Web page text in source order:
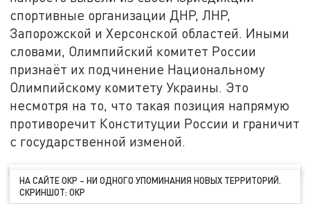
спортивные организации ДНР, ЛНР,
Запорожской и Херсонской областей. Иными
словами, Олимпийский комитет России
признаёт их подчинение Национальному
Олимпийскому комитету Украины. Это
несмотря на то, что такая позиция напрямую
противоречит Конституции России и граничит
с государственной изменой.
НА САЙТЕ ОКР – НИ ОДНОГО УПОМИНАНИЯ НОВЫХ ТЕРРИТОРИЙ.
СКРИНШОТ: ОКР